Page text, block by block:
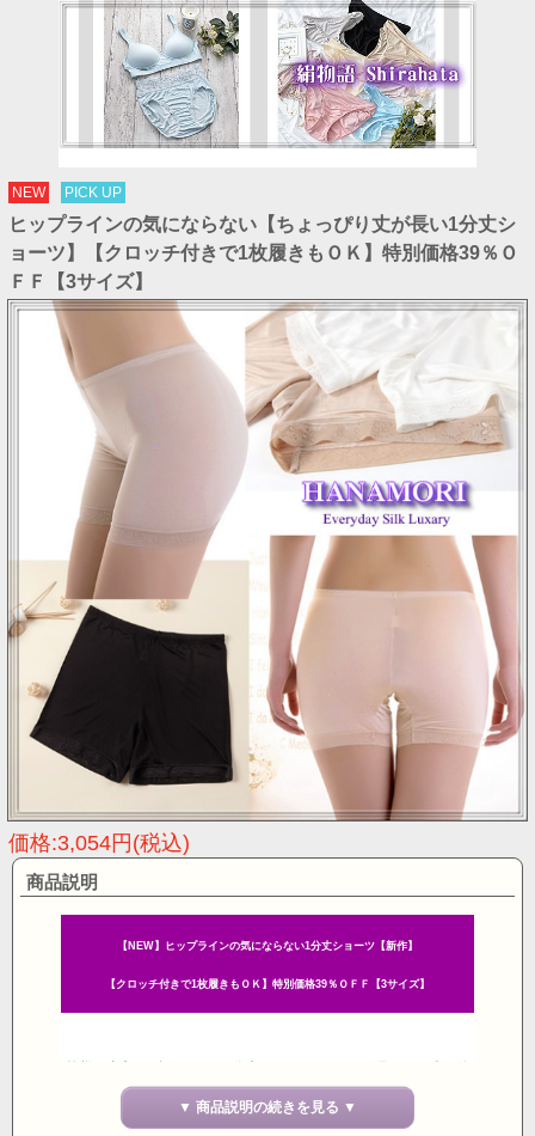
NEW PICK UP
ヒップラインの気にならない【ちょっぴり丈が長い1分丈シ
ョーツ】【クロッチ付きで1枚履きもＯＫ】特別価格39％Ｏ
ＦＦ【3サイズ】
価格:3,054円(税込)
商品説明
【NEW】ヒップラインの気にならない1分丈ショーツ【新作】
【クロッチ付きで1枚履きもＯＫ】特別価格39％ＯＦＦ【3サイズ】
けが無い・ヒップラインが目立たない
・レース使いが華やかなお品。今回メーカー特別協賛価格です。数量
限定です売り切れの際の
▼ 商品説明の続きを見る ▼